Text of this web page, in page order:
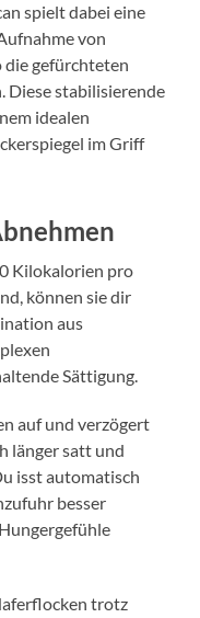
spielt dabei eine
von
die gefürchteten
Diese stabilisierende
idealen
im Griff
Kilokalorien pro
können sie dir
aus
Sättigung.
auf und verzögert
länger satt und
isst automatisch
besser
trotz